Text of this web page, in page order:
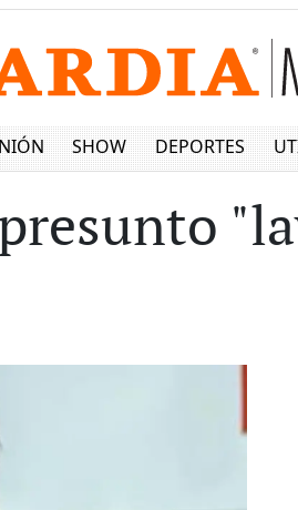
SHOW DEPORTES